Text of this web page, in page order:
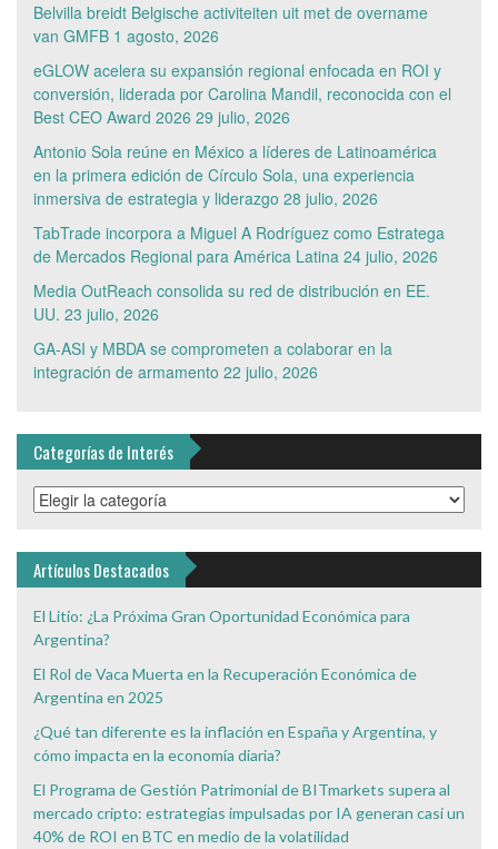
Belvilla breidt Belgische activiteiten uit met de overname
van GMFB 1 agosto, 2026
eGLOW acelera su expansión regional enfocada en ROI y
conversión, liderada por Carolina Mandil, reconocida con el
Best CEO Award 2026 29 julio, 2026
Antonio Sola reúne en México a líderes de Latinoamérica
en la primera edición de Círculo Sola, una experiencia
inmersiva de estrategia y liderazgo 28 julio, 2026
TabTrade incorpora a Miguel A Rodríguez como Estratega
de Mercados Regional para América Latina 24 julio, 2026
Media OutReach consolida su red de distribución en EE.
UU. 23 julio, 2026
GA-ASI y MBDA se comprometen a colaborar en la
integración de armamento 22 julio, 2026
Categorías de Interés
Categorías
de
Artículos Destacados
El Litio: ¿La Próxima Gran Oportunidad Económica para
Argentina?
El Rol de Vaca Muerta en la Recuperación Económica de
Argentina en 2025
¿Qué tan diferente es la inflación en España y Argentina, y
cómo impacta en la economía diaria?
El Programa de Gestión Patrimonial de BITmarkets supera al
mercado cripto: estrategias impulsadas por IA generan casi un
40% de ROI en BTC en medio de la volatilidad